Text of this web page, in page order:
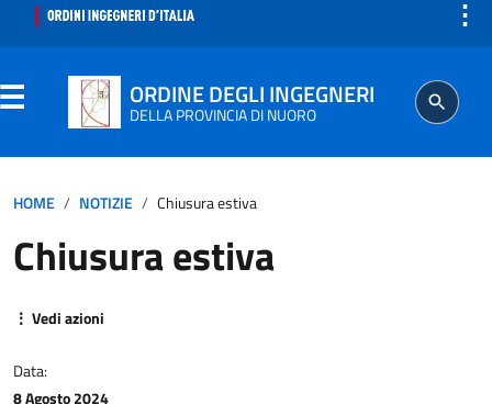
⋮
ORDINE DEGLI INGEGNERI
DELLA PROVINCIA DI NUORO
SEGRETERIA
ISCRITTO
HOME NOTIZIE Chiusura estiva
Chiusura estiva
⋮ Vedi azioni
Data:
8 Agosto 2024